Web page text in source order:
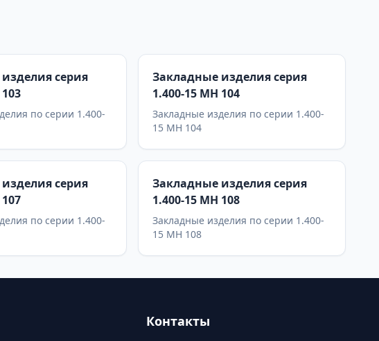
серия
по серии 1.400-
Закладные изделия серия
1.400-15 МН 104
Закладные изделия по серии 1.400-
15 МН 104
серия
по серии 1.400-
Закладные изделия серия
1.400-15 МН 108
Закладные изделия по серии 1.400-
15 МН 108
Контакты